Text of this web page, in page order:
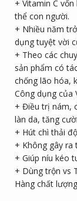
+ Vitamin C
thể con người.
+ Nhiều năm
dụng tuyệt vời
+ Theo các
sản phẩm có
chống lão hóa,
Công dụng của
+ Điều trị nám,
làn da, tăng
+ Hút chì thải
+ Không gây ra
+ Giúp níu kéo
+ Dùng trộn vs
Hàng chất